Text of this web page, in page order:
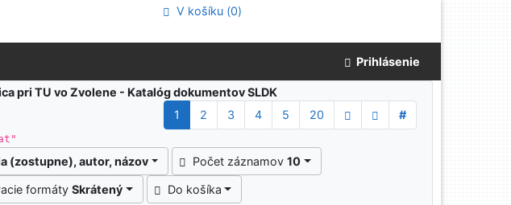
V košíku (0)
Prihlásenie
pri TU vo Zvolene - Katalóg dokumentov SLDK
1 2 3 4 5 20
#
(zostupne), autor, názov Počet záznamov10
formátySkrátený Do košíka